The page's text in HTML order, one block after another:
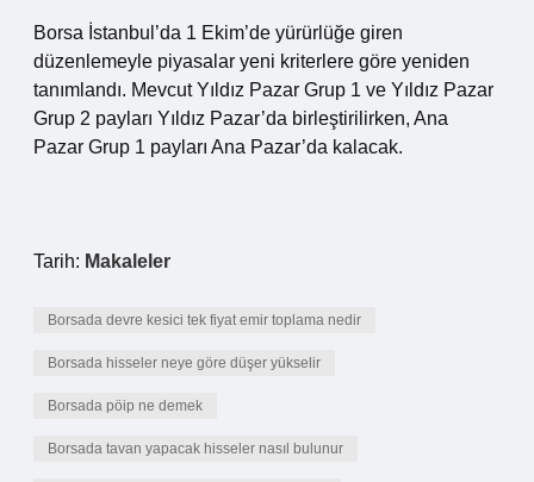
Borsa İstanbul’da 1 Ekim’de yürürlüğe giren
düzenlemeyle piyasalar yeni kriterlere göre yeniden
tanımlandı. Mevcut Yıldız Pazar Grup 1 ve Yıldız Pazar
Grup 2 payları Yıldız Pazar’da birleştirilirken, Ana
Pazar Grup 1 payları Ana Pazar’da kalacak.
Tarih: Makaleler
Borsada devre kesici tek fiyat emir toplama nedir
Borsada hisseler neye göre düşer yükselir
Borsada pöip ne demek
Borsada tavan yapacak hisseler nasıl bulunur